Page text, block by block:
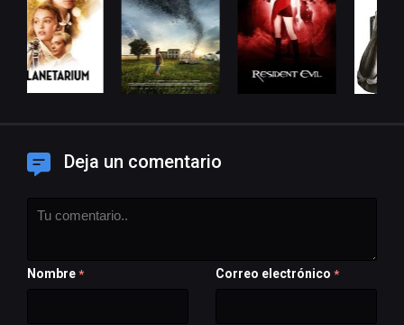
Deja un comentario
Nombre * Correo electrónico *